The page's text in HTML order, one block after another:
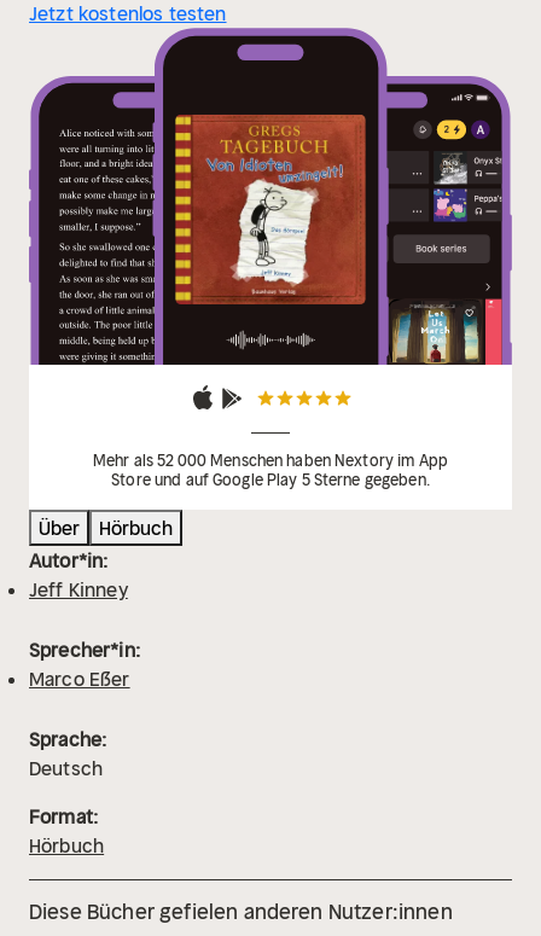
Jetzt kostenlos testen
Mehr als 52 000 Menschen haben Nextory im App
Store und auf Google Play 5 Sterne gegeben.
Über
Hörbuch
Autor*in:
Jeff Kinney
Sprecher*in:
Marco Eßer
Sprache:
Deutsch
Format:
Hörbuch
Diese Bücher gefielen anderen Nutzer:innen